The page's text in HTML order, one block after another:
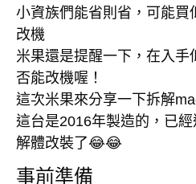
小資族們能省則省，可能買
改機
米果還是提醒一下，在入手
否能改機喔！
這次米果來分享一下拆解
這台是2016年製造的，已
解體改裝了😂😂
事前準備